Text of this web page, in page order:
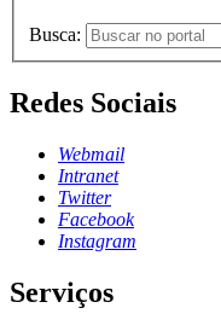
Busca:
Redes Sociais
Webmail
Intranet
Twitter
Facebook
Instagram
Serviços